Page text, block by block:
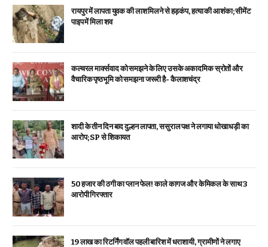
रायपुर में लापता युवक की लाश मिलने से हड़कंप, हत्या की आशंका; सीमेंट
पाइप में मिला शव
कल्चरल मार्क्सवाद को समझने के लिए उसके अकादमिक स्रोतों और
वैचारिक पृष्ठभूमि को समझना जरूरी है- कैलाशचंद्र
शादी के तीन दिन बाद दुल्हन लापता, ससुराल पक्ष ने लगाया धोखाधड़ी का
आरोप; SP से शिकायत
₹50 हजार की ठगी का प्लान फेल! काले कागज और केमिकल के साथ 3
आरोपी गिरफ्तार
19 लाख का रिटर्निंग वॉल पहली बारिश में धराशायी, ग्रामीणों ने लगाए